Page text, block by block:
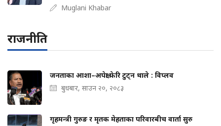
Muglani Khabar
राजनीति
जनताका आशा–अपेक्षा फेरि टुट्न थाले : विप्लव
बुधबार, साउन २०, २०८३
गृहमन्त्री गुरुङ र मृतक मेहताका परिवारबीच वार्ता सुरु